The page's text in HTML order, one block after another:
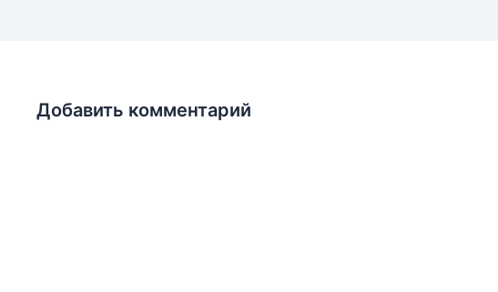
Добавить комментарий